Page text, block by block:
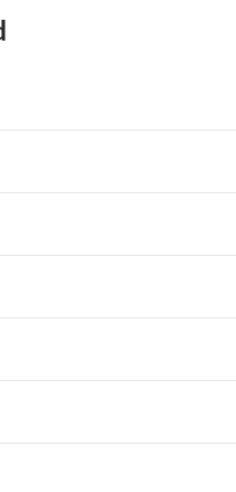
in Ostsee
in Niedersachsen
in Mosel
in Niedersachsen
in Mosel
in Nordrhein-Westfalen
für Skiurlaub in Harz
für Skiurlaub in Bayerischer Wald
mit Pool in Nordsee
mit Pool in Mecklenburg-